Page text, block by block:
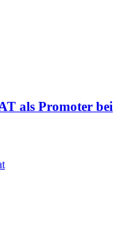
als Promoter bei